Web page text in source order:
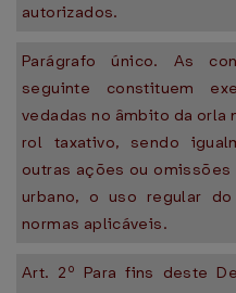
autorizados.
Parágrafo único. As
seguinte constituem
vedadas no âmbito da orla
rol taxativo, sendo
outras ações ou
urbano, o uso regular
normas aplicáveis.
Art. 2º Para fins deste